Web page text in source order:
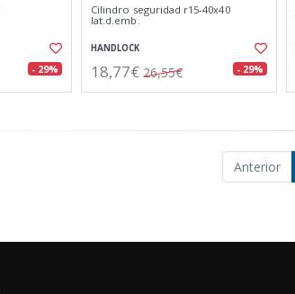
- 29%
Cilindro seguridad r15-40x40
lat.d.emb.
HANDLOCK
18,77€ 26,55€ - 29%
Anterior